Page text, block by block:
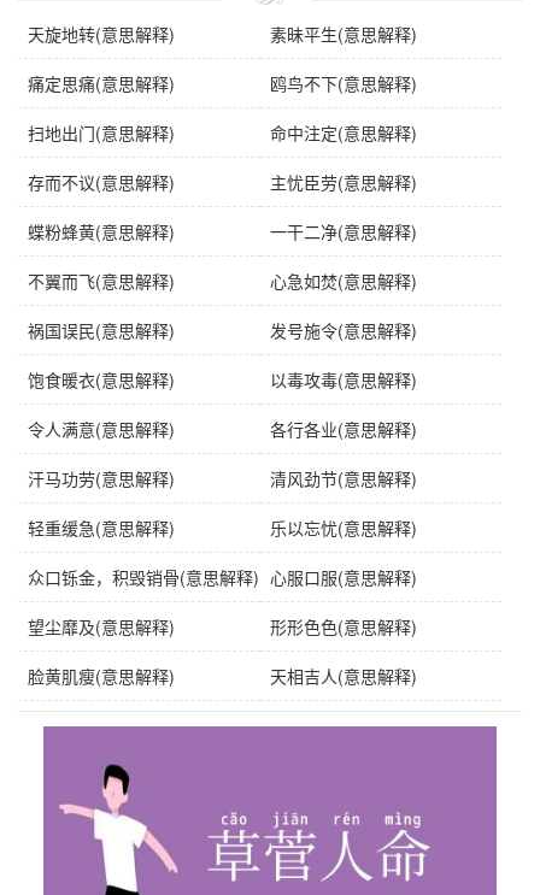
天旋地转(意思解释) 素昧平生(意思解释)
痛定思痛(意思解释) 鸥鸟不下(意思解释)
扫地出门(意思解释) 命中注定(意思解释)
存而不议(意思解释) 主忧臣劳(意思解释)
蝶粉蜂黄(意思解释) 一干二净(意思解释)
不翼而飞(意思解释) 心急如焚(意思解释)
祸国误民(意思解释) 发号施令(意思解释)
饱食暖衣(意思解释) 以毒攻毒(意思解释)
令人满意(意思解释) 各行各业(意思解释)
汗马功劳(意思解释) 清风劲节(意思解释)
轻重缓急(意思解释) 乐以忘忧(意思解释)
众口铄金，积毁销骨(意思解释) 心服口服(意思解释)
望尘靡及(意思解释) 形形色色(意思解释)
脸黄肌瘦(意思解释) 天相吉人(意思解释)